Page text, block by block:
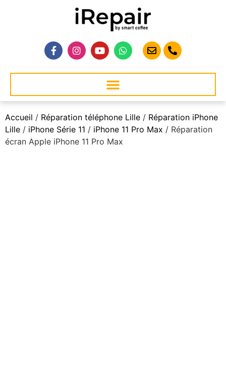
Accueil / Réparation téléphone Lille / Réparation iPhone
Lille / iPhone Série 11 / iPhone 11 Pro Max / Réparation
écran Apple iPhone 11 Pro Max